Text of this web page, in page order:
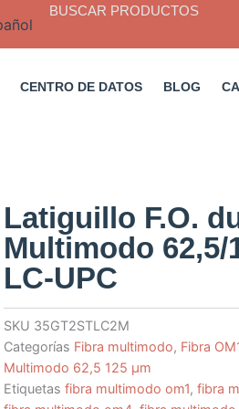
BUSCAR PRODUCTOS
CENTRO DE DATOS BLOG
Latiguillo F.O.
Multimodo 62,5/
LC-UPC
SKU 35GT2STLC2M
Categorías Fibra multimodo, Fibra
Multimodo 62,5 125 µm
Etiquetas fibra multimodo om1, fibra